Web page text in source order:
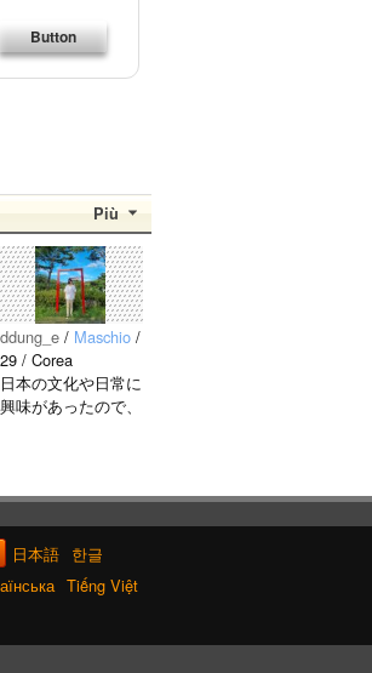
Button
Più
ddung_e / Maschio/
29 / Corea
日本の文化や日常に
興味があったので、
で、自然に会話しな
いです。 もちろ
ん、私も韓国文化や
韓国..
日本語 한글
Tiếng Việt